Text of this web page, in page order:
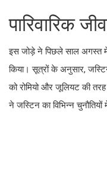
पारिवारिक
इस जोड़े ने पिछले साल अगस्त
किया। सूत्रों के अनुसार,
को रोमियो और जूलियट की
ने जस्टिन का विभिन्न चुनौतियों